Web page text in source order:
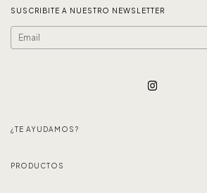
SUSCRIBITE A NUESTRO NEWSLETTER
¿TE AYUDAMOS?
PRODUCTOS